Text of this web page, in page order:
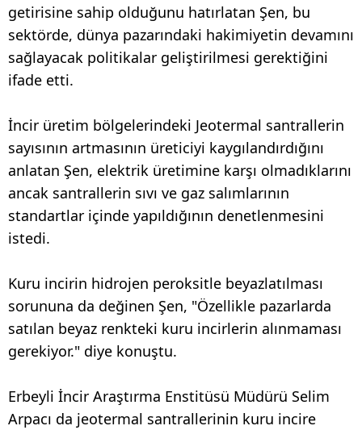
getirisine sahip olduğunu hatırlatan Şen, bu
sektörde, dünya pazarındaki hakimiyetin devamını
sağlayacak politikalar geliştirilmesi gerektiğini
ifade etti.
İncir üretim bölgelerindeki Jeotermal santrallerin
sayısının artmasının üreticiyi kaygılandırdığını
anlatan Şen, elektrik üretimine karşı olmadıklarını
ancak santrallerin sıvı ve gaz salımlarının
standartlar içinde yapıldığının denetlenmesini
istedi.
Kuru incirin hidrojen peroksitle beyazlatılması
sorununa da değinen Şen, "Özellikle pazarlarda
satılan beyaz renkteki kuru incirlerin alınmaması
gerekiyor." diye konuştu.
Erbeyli İncir Araştırma Enstitüsü Müdürü Selim
Arpacı da jeotermal santrallerinin kuru incire